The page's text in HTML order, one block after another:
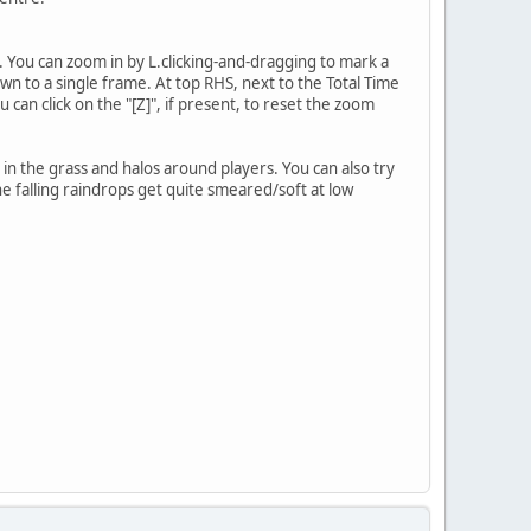
can zoom in by L.clicking-and-dragging to mark a
to a single frame. At top RHS, next to the Total Time
can click on the "[Z]", if present, to reset the zoom
the grass and halos around players. You can also try
falling raindrops get quite smeared/soft at low